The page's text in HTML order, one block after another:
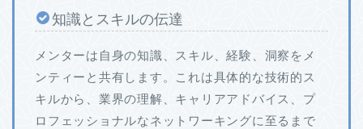
知識とスキルの伝達
メンターは自身の知識、スキル、経験、洞察をメ
ンティーと共有します。これは具体的な技術的ス
キルから、業界の理解、キャリアアドバイス、プ
ロフェッショナルなネットワーキングに至るまで